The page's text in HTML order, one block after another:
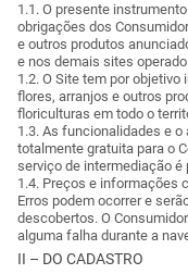
1.1. O presente
obrigações dos
e outros produtos
e nos demais sites
1.2. O Site tem por
flores, arranjos e outros
floriculturas em todo o
1.3. As funcionalidades e
totalmente gratuita para o
serviço de intermediação
1.4. Preços e informações
Erros podem ocorrer e
descobertos. O
alguma falha durante a
II – DO CADASTRO